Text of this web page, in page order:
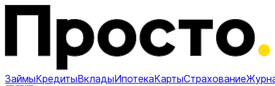
ЗаймыКредитыВкладыИпотекаКартыСтрахование